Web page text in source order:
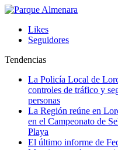
Likes
Seguidores
Tendencias
La Policía Local de
controles de tráfico y
personas
La Región reúne en
en el Campeonato de
Playa
El último informe de